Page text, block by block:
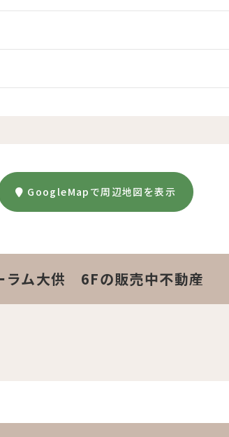
GoogleMapで周辺地図を表示
ラム大供 6Fの販売中不動産